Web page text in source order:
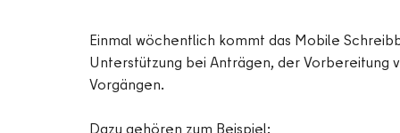
Einmal wöchentlich kommt das Mobile
Unterstützung bei Anträgen, der Vorbereitung
Vorgängen.
Dazu gehören zum Beispiel: